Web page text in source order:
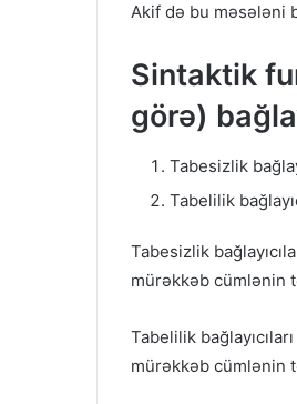
Akif də bu məsələni
Sintaktik
görə)
Tabesizlik
Tabelilik
Tabesizlik
mürəkkəb cümlənin
Tabelilik
mürəkkəb cümlənin